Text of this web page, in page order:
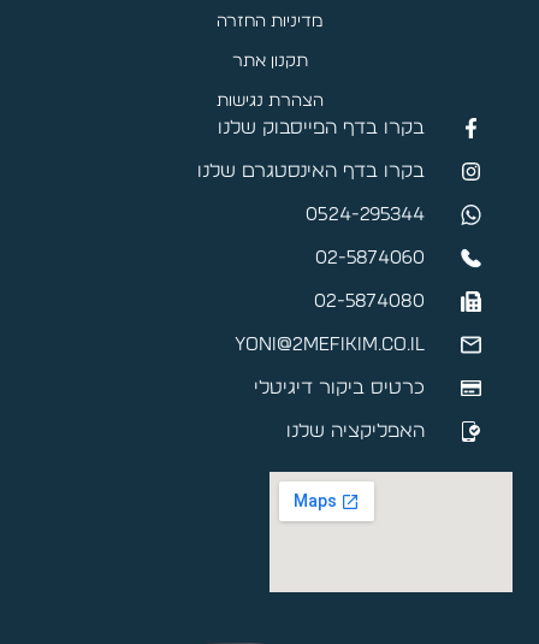
מדיניות החזרה
תקנון אתר
הצהרת נגישות
בקרו בדף הפייסבוק שלנו
בקרו בדף האינסטגרם שלנו
0524-295344
02-5874060
02-5874080
yoni@2mefikim.co.il
כרטיס ביקור דיגיטלי
האפליקציה שלנו